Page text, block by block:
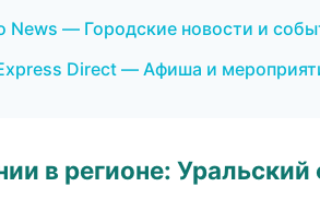
News — Городские новости и
Direct — Афиша и
в регионе: